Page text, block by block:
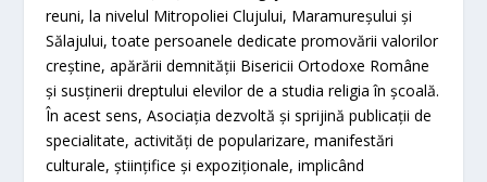
reuni, la nivelul Mitropoliei Clujului, Maramureșului și
Sălajului, toate persoanele dedicate promovării valorilor
creștine, apărării demnității Bisericii Ortodoxe Române
și susținerii dreptului elevilor de a studia religia în școală.
În acest sens, Asociația dezvoltă și sprijină publicații de
specialitate, activități de popularizare, manifestări
culturale, științifice și expoziționale, implicând